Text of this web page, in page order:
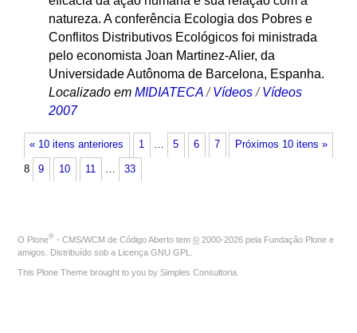
natureza. A conferência Ecologia dos Pobres e
Conflitos Distributivos Ecológicos foi ministrada
pelo economista Joan Martinez-Alier, da
Universidade Autônoma de Barcelona, Espanha.
Localizado em MIDIATECA /Vídeos /Vídeos
2007
« 10 itens anteriores Próximos 10 itens »
1 … 5 6 7
8 9 10 11 … 33
O Plone® - CMS/WCM de Código Aberto tem © 2000-2026 pela Fundação Plone e
amigos. Distribuído sob a Licença GNU GPL
This Plone Theme brought to you by Simples Consultoria